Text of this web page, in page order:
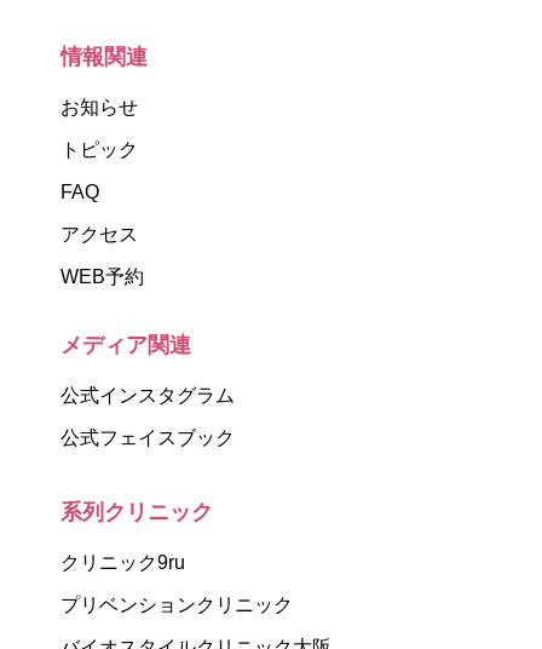
情報関連
お知らせ
トピック
FAQ
アクセス
WEB予約
メディア関連
公式インスタグラム
公式フェイスブック
系列クリニック
クリニック9ru
プリベンションクリニック